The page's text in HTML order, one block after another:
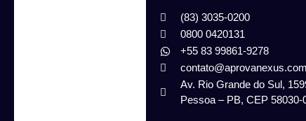
(83) 3035-0200
0800 0420131
+55 83 99861-9278
Av. Rio Grande do Sul,
Pessoa – PB, CEP 58030-